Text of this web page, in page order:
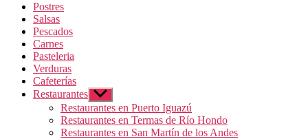
Postres
Salsas
Pescados
Carnes
Pasteleria
Verduras
Cafeterías
Restaurantes Mostrar
el
submenú
Restaurantes en Puerto Iguazú
Restaurantes en Termas de Río Hondo
Restaurantes en San Martín de los Andes